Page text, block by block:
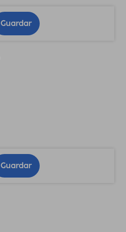
Guardar
Guardar